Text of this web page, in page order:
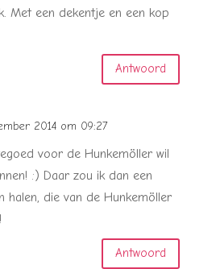
Met een dekentje en een kop
Antwoord
2014 om 09:27
voor de Hunkemöller wil
:) Daar zou ik dan een
halen, die van de Hunkemöller
Antwoord